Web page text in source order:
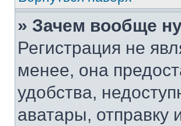
» Зачем вообще
Регистрация не
менее, она
удобства,
аватары, отправку